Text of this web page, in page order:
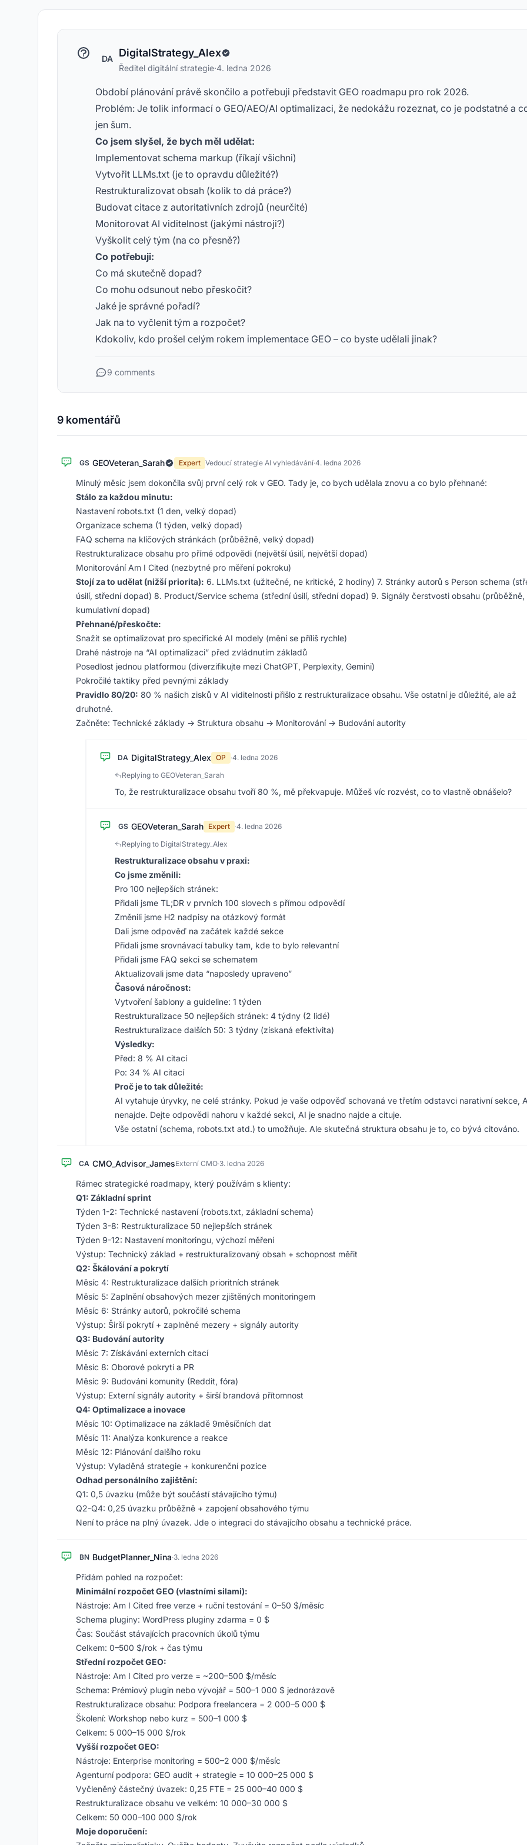
DA DigitalStrategy_Alex
Ředitel digitální strategie·4. ledna 2026
Období plánování právě skončilo a potřebuji představit GEO roadmapu pro rok 2026.
Problém: Je tolik informací o GEO/AEO/AI optimalizaci, že nedokážu rozeznat, co je podstatné a
jen šum.
Co jsem slyšel, že bych měl udělat:
Implementovat schema markup (říkají všichni)
Vytvořit LLMs.txt (je to opravdu důležité?)
Restrukturalizovat obsah (kolik to dá práce?)
Budovat citace z autoritativních zdrojů (neurčité)
Monitorovat AI viditelnost (jakými nástroji?)
Vyškolit celý tým (na co přesně?)
Co potřebuji:
Co má skutečně dopad?
Co mohu odsunout nebo přeskočit?
Jaké je správné pořadí?
Jak na to vyčlenit tým a rozpočet?
Kdokoliv, kdo prošel celým rokem implementace GEO – co byste udělali jinak?
9 comments
9 komentářů
GS GEOVeteran_Sarah Expert Vedoucí strategie AI vyhledávání·4. ledna 2026
Minulý měsíc jsem dokončila svůj první celý rok v GEO. Tady je, co bych udělala znovu a co bylo přehnané:
Stálo za každou minutu:
Nastavení robots.txt (1 den, velký dopad)
Organizace schema (1 týden, velký dopad)
FAQ schema na klíčových stránkách (průběžně, velký dopad)
Restrukturalizace obsahu pro přímé odpovědi (největší úsilí, největší dopad)
Monitorování Am I Cited (nezbytné pro měření pokroku)
Stojí za to udělat (nižší priorita): 6. LLMs.txt (užitečné, ne kritické, 2 hodiny) 7. Stránky autorů s Person schema
úsilí, střední dopad) 8. Product/Service schema (střední úsilí, střední dopad) 9. Signály čerstvosti obsahu (průběžně,
kumulativní dopad)
Přehnané/přeskočte:
Snažit se optimalizovat pro specifické AI modely (mění se příliš rychle)
Drahé nástroje na “AI optimalizaci” před zvládnutím základů
Posedlost jednou platformou (diverzifikujte mezi ChatGPT, Perplexity, Gemini)
Pokročilé taktiky před pevnými základy
Pravidlo 80/20: 80 % našich zisků v AI viditelnosti přišlo z restrukturalizace obsahu. Vše ostatní je důležité, ale až
druhotné.
Začněte: Technické základy → Struktura obsahu → Monitorování → Budování autority
DA DigitalStrategy_Alex OP ·4. ledna 2026
Replying to GEOVeteran_Sarah
To, že restrukturalizace obsahu tvoří 80 %, mě překvapuje. Můžeš víc rozvést, co to vlastně obnášelo?
GS GEOVeteran_Sarah Expert ·4. ledna 2026
Replying to DigitalStrategy_Alex
Restrukturalizace obsahu v praxi:
Co jsme změnili:
Pro 100 nejlepších stránek:
Přidali jsme TL;DR v prvních 100 slovech s přímou odpovědí
Změnili jsme H2 nadpisy na otázkový formát
Dali jsme odpověď na začátek každé sekce
Přidali jsme srovnávací tabulky tam, kde to bylo relevantní
Přidali jsme FAQ sekci se schematem
Aktualizovali jsme data “naposledy upraveno”
Časová náročnost:
Vytvoření šablony a guideline: 1 týden
Restrukturalizace 50 nejlepších stránek: 4 týdny (2 lidé)
Restrukturalizace dalších 50: 3 týdny (získaná efektivita)
Výsledky:
Před: 8 % AI citací
Po: 34 % AI citací
Proč je to tak důležité:
AI vytahuje úryvky, ne celé stránky. Pokud je vaše odpověď schovaná ve třetím odstavci narativní sekce,
nenajde. Dejte odpovědi nahoru v každé sekci, AI je snadno najde a cituje.
Vše ostatní (schema, robots.txt atd.) to umožňuje. Ale skutečná struktura obsahu je to, co bývá citováno.
CA CMO_Advisor_JamesExterní CMO·3. ledna 2026
Rámec strategické roadmapy, který používám s klienty:
Q1: Základní sprint
Týden 1-2: Technické nastavení (robots.txt, základní schema)
Týden 3-8: Restrukturalizace 50 nejlepších stránek
Týden 9-12: Nastavení monitoringu, výchozí měření
Výstup: Technický základ + restrukturalizovaný obsah + schopnost měřit
Q2: Škálování a pokrytí
Měsíc 4: Restrukturalizace dalších prioritních stránek
Měsíc 5: Zaplnění obsahových mezer zjištěných monitoringem
Měsíc 6: Stránky autorů, pokročilé schema
Výstup: Širší pokrytí + zaplněné mezery + signály autority
Q3: Budování autority
Měsíc 7: Získávání externích citací
Měsíc 8: Oborové pokrytí a PR
Měsíc 9: Budování komunity (Reddit, fóra)
Výstup: Externí signály autority + širší brandová přítomnost
Q4: Optimalizace a inovace
Měsíc 10: Optimalizace na základě 9měsíčních dat
Měsíc 11: Analýza konkurence a reakce
Měsíc 12: Plánování dalšího roku
Výstup: Vyladěná strategie + konkurenční pozice
Odhad personálního zajištění:
Q1: 0,5 úvazku (může být součástí stávajícího týmu)
Q2-Q4: 0,25 úvazku průběžně + zapojení obsahového týmu
Není to práce na plný úvazek. Jde o integraci do stávajícího obsahu a technické práce.
BN BudgetPlanner_Nina·3. ledna 2026
Přidám pohled na rozpočet:
Minimální rozpočet GEO (vlastními silami):
Nástroje: Am I Cited free verze + ruční testování = 0–50 $/měsíc
Schema pluginy: WordPress pluginy zdarma = 0 $
Čas: Součást stávajících pracovních úkolů týmu
Celkem: 0–500 $/rok + čas týmu
Střední rozpočet GEO:
Nástroje: Am I Cited pro verze = ~200–500 $/měsíc
Schema: Prémiový plugin nebo vývojář = 500–1 000 $ jednorázově
Restrukturalizace obsahu: Podpora freelancera = 2 000–5 000 $
Školení: Workshop nebo kurz = 500–1 000 $
Celkem: 5 000–15 000 $/rok
Vyšší rozpočet GEO:
Nástroje: Enterprise monitoring = 500–2 000 $/měsíc
Agenturní podpora: GEO audit + strategie = 10 000–25 000 $
Vyčleněný částečný úvazek: 0,25 FTE = 25 000–40 000 $
Restrukturalizace obsahu ve velkém: 10 000–30 000 $
Celkem: 50 000–100 000 $/rok
Moje doporučení: